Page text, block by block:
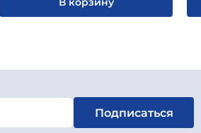
Подписаться